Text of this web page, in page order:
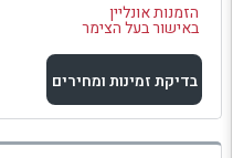
הזמנות אונליין
באישור בעל הצימר
בדיקת זמינות ומחירים
למתחם זה